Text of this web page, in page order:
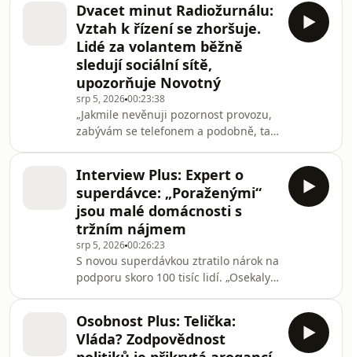
ochlazují budovy pomocí zelených
střech a fasád? A je znepokojivé, že
modely umělé inteligence podnikly po
vypuštění na internet kybernetické
útoky?
Dvacet minut Radiožurnálu:
Vztah k řízení se zhoršuje.
Lidé za volantem běžně
sledují sociální sítě,
upozorňuje Novotný
srp 5, 202600:23:38
„Jakmile nevěnuji pozornost provozu,
zabývám se telefonem a podobně, tak
následky,“ varuje člen Týmu silniční
bezpečnosti a místopředseda výkonné
rady Asociace autoškol Jiří Novotný.
Proč letos v Česku při nehodách umírá
víc lidí než loni? Jaké chyby dělají
řidiči nejčastěji? A nakolik ovlivňuje
horké počasí naše chování a r
Interview Plus: Expert o
superdávce: „Poraženými“
jsou malé domácnosti s
tržním nájmem
srp 5, 202600:26:23
S novou superdávkou ztratilo nárok na
podporu skoro 100 tisíc lidí. „Osekaly
jen na některou dávku, ji teď v
superdávce nedostali,“ vysvětluje v
Osobnost Plus: Telička:
Vláda? Zodpovědnost